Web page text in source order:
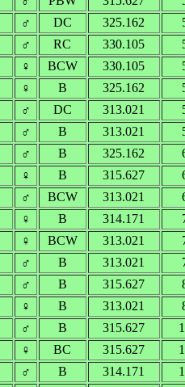
♂ DC 325.162
♂ RC 330.105
♀ BCW 330.105
♀ B 325.162
♂ DC 313.021
♂ B 313.021
♂ B 325.162
♀ B 315.627
♂ BCW 313.021
♀ B 314.171
♀ BCW 313.021
♂ B 313.021
♂ B 315.627
♀ B 313.021
♂ B 315.627
♀ BC 315.627
♂ B 314.171